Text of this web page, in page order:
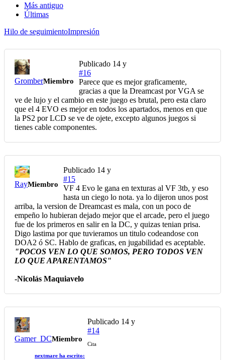
Más antiguo
Últimas
Hilo de seguimientoImpresión
GromberMiembro
Publicado 14 y
#16
Parece que es mejor graficamente,
gracias a que la Dreamcast por VGA se
ve de lujo y el cambio en este juego es brutal, pero esta claro
que el 4 EVO es mejor en todos los apartados, menos en que
la PS2 por LCD se ve de ojete, excepto algunos juegos si
tienes cable componentes.
RayMiembro
Publicado 14 y
#15
VF 4 Evo le gana en texturas al VF 3tb, y eso
hasta un ciego lo nota. ya lo dijeron unos post
arriba, la version de Dreamcast es mala, con un poco de
empeño lo hubieran dejado mejor que el arcade, pero el juego
fue de los primeros en salir en la DC, y quizas tenian prisa.
Digo lastima por que tuvieramos un titulo codeandose con
DOA2 ó SC. Hablo de graficas, en jugabilidad es aceptable.
"POCOS VEN LO QUE SOMOS, PERO TODOS VEN
LO QUE APARENTAMOS"
-Nicolás Maquiavelo
Gamer_DCMiembro
Publicado 14 y
#14
Cita
nextmare ha escrito: